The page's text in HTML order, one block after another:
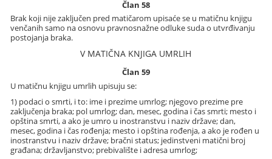
Član 58
Brak koji nije zaključen pred matičarom upisaće se u matičnu knjigu
venčanih samo na osnovu pravnosnažne odluke suda o utvrđivanju
postojanja braka.
V MATIČNA KNJIGA UMRLIH
Član 59
U matičnu knjigu umrlih upisuju se:
1) podaci o smrti, i to: ime i prezime umrlog; njegovo prezime pre
zaključenja braka; pol umrlog; dan, mesec, godina i čas smrti; mesto i
opština smrti, a ako je umro u inostranstvu i naziv države; dan,
mesec, godina i čas rođenja; mesto i opština rođenja, a ako je rođen u
inostranstvu i naziv države; bračni status; jedinstveni matični broj
građana; državljanstvo; prebivalište i adresa umrlog;